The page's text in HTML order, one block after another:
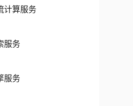
计算服务
服务
服务